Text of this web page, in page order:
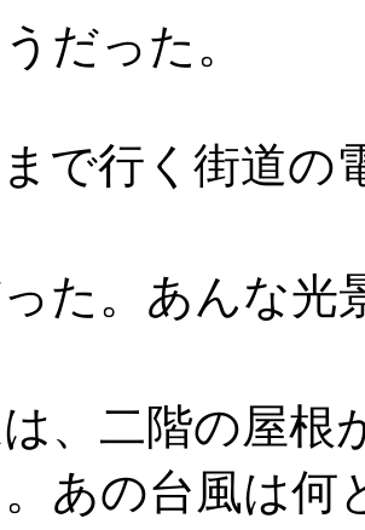
だった。
で行く街道の
た。あんな光
、二階の屋根
あの台風は何